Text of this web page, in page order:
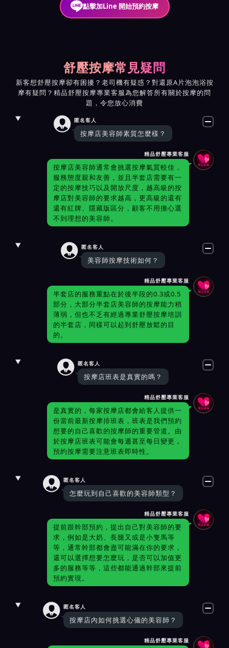
點擊加Line 開始預約按摩
舒壓按摩常見疑問
新客想舒壓按摩卻有困擾？老司機有疑惑？對還原A片泡泡浴按
摩有疑問？精品舒壓按摩專業客服為您解答所有關於按摩的問
題，令您放心消費
 匿名客人
按摩店美容師素質怎麼樣？
精品舒壓專業客服
按摩店美容師通常會挑選按摩氣質較佳，
服務態度親和友善，並且半套店需要有一
定的按摩技巧以及開放尺度，越高級的按
摩店對美容師的要求越高，更高級的還有
還有紅牌、隱藏版區分，顧客不用擔心選
不到理想的美容師。
 匿名客人
美容師按摩技術如何？
精品舒壓專業客服
半套店的服務重點在於後半段的0.3或0.5
部分，大部分半套店美容師的按摩能力稍
薄弱，但也不乏有經過專業舒壓按摩培訓
的半套店，同樣可以起到舒壓放鬆的目
的。
 匿名客人
按摩店班表是真實的嗎？
精品舒壓專業客服
是真實的，每家按摩店都會給客人提供一
份當前最新按摩排班表，班表是我們預約
想要的自己喜歡的按摩師的重要管道。由
於按摩店班表可能會每週甚至每日變更，
預約按摩需要注意班表即時性。
 匿名客人
怎麼玩到自己喜歡的美容師類型？
精品舒壓專業客服
提前跟幹部預約，提出自己對美容師的要
求，例如是大奶、長腿又或是小隻馬等
等，通常幹部都會盡可能滿在你的要求，
還可以選擇想要怎麼玩，是否可以加值更
多的服務等等，這些都能通過幹部來提前
預約實現。
 匿名客人
按摩店內如何挑選心儀的美容師？
精品舒壓專業客服